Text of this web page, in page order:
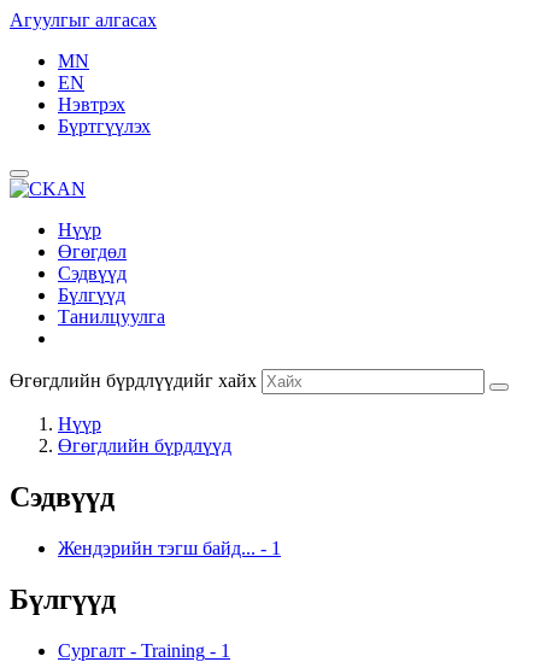
Агуулгыг алгасах
MN
EN
Нэвтрэх
Бүртгүүлэх
Нүүр
Өгөгдөл
Сэдвүүд
Бүлгүүд
Танилцуулга
Өгөгдлийн бүрдлүүдийг хайх
Нүүр
Өгөгдлийн бүрдлүүд
Сэдвүүд
Жендэрийн тэгш байд... - 1
Бүлгүүд
Сургалт - Training - 1